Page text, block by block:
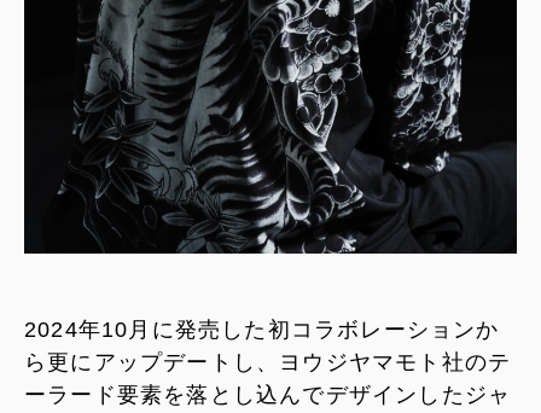
2024年10月に発売した初コラボレーションか
ら更にアップデートし、ヨウジヤマモト社のテ
ーラード要素を落とし込んでデザインしたジャ